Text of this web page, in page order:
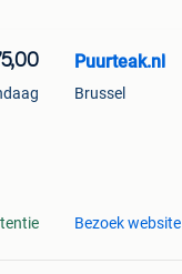
Puurteak.nl
Brussel
Bezoek website